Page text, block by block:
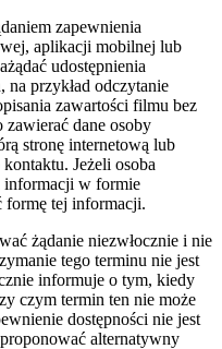
zapewnienia
aplikacji mobilnej lub
udostępnienia
przykład odczytanie
zawartości filmu bez
dane osoby
stronę internetową lub
Jeżeli osoba
informacji w formie
formę tej informacji.
żądanie niezwłocznie i nie
tego terminu nie jest
informuje o tym, kiedy
czym termin ten nie może
dostępności nie jest
alternatywny